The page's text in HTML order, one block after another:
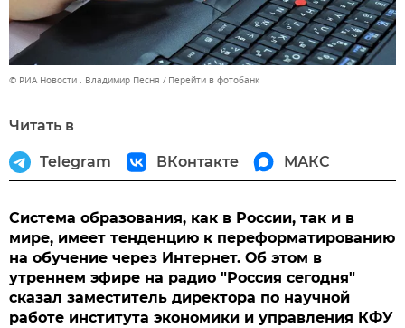
© РИА Новости . Владимир Песня Перейти в фотобанк
Читать в
Telegram ВКонтакте МАКС
Система образования, как в России, так и в
мире, имеет тенденцию к переформатированию
на обучение через Интернет. Об этом в
утреннем эфире на радио "Россия сегодня"
сказал заместитель директора по научной
работе института экономики и управления КФУ